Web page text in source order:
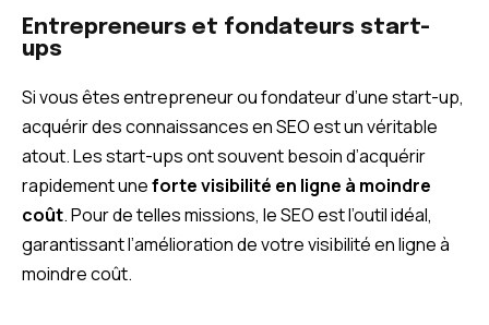
Entrepreneurs et fondateurs start-
ups
Si vous êtes entrepreneur ou fondateur d’une start-up,
acquérir des connaissances en SEO est un véritable
atout. Les start-ups ont souvent besoin d’acquérir
rapidement uneforte visibilité en ligne à moindre
coût. Pour de telles missions, le SEO est l’outil idéal,
garantissant l’amélioration de votre visibilité en ligne à
moindre coût.